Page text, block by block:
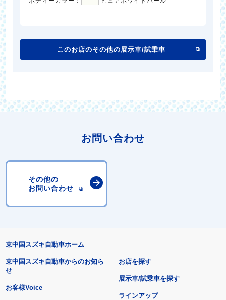
このお店のその他の展示車/試乗車
お問い合わせ
その他の
お問い合わせ
東中国スズキ自動車ホーム
東中国スズキ自動車からのお知ら
せ
お客様Voice
お店を探す
展示車/試乗車を探す
ラインアップ